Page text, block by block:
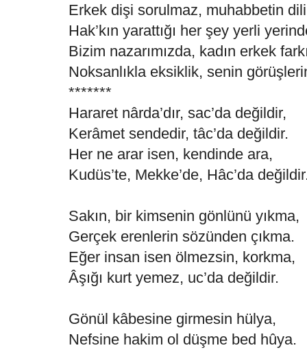
Erkek dişi sorulmaz, muhabbetin
Hak’kın yarattığı her şey yerli
Bizim nazarımızda, kadın erkek
Noksanlıkla eksiklik, senin
*******
Hararet nârda’dır, sac’da değildir,
Kerâmet sendedir, tâc’da değildir.
Her ne arar isen, kendinde ara,
Kudüs’te, Mekke’de, Hâc’da
Sakın, bir kimsenin gönlünü yıkma,
Gerçek erenlerin sözünden çıkma.
Eğer insan isen ölmezsin, korkma,
Âşığı kurt yemez, uc’da değildir.
Gönül kâbesine girmesin hülya,
Nefsine hakim ol düşme bed hûya.